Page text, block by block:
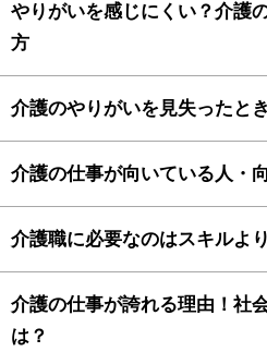
やりがいを感じにくい？介護
方
介護のやりがいを見失ったと
介護の仕事が向いている人・
介護職に必要なのはスキルよ
介護の仕事が誇れる理由！社
は？